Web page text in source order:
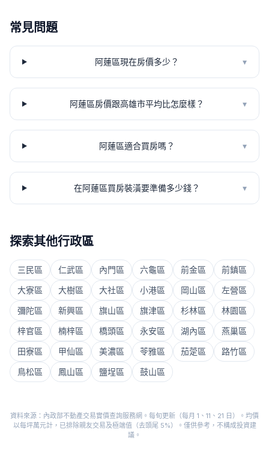
常見問題
阿蓮區現在房價多少？ ▾
阿蓮區房價跟高雄市平均比怎麼樣？ ▾
阿蓮區適合買房嗎？ ▾
在阿蓮區買房裝潢要準備多少錢？ ▾
探索其他行政區
三民區 仁武區 內門區 六龜區 前金區
前鎮區
大寮區
大樹區 大社區 小港區 岡山區
左營區
彌陀區
新興區 旗山區 旗津區 杉林區
林園區
梓官區
楠梓區 橋頭區 永安區 湖內區
燕巢區
田寮區
甲仙區 美濃區 苓雅區 茄萣區
路竹區
鳥松區
鳳山區 鹽埕區 鼓山區
資料來源：內政部不動產交易實價查詢服務網。每旬更新（每月 1、11、21 日）。均價
以每坪萬元計，已排除親友交易及極端值（去頭尾 5%）。僅供參考，不構成投資建
議。